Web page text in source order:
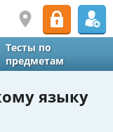
Тесты по
предметам
языку